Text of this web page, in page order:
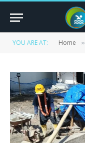
YOU ARE AT: Home »